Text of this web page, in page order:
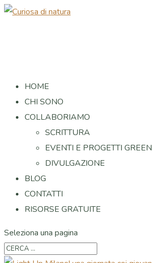
HOME
CHI SONO
COLLABORIAMO
SCRITTURA
EVENTI E PROGETTI GREEN
DIVULGAZIONE
BLOG
CONTATTI
RISORSE GRATUITE
Seleziona una pagina